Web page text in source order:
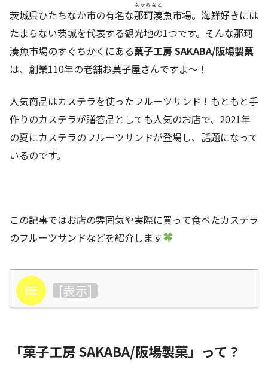
茨城県ひたちなか市の有名な那珂湊
なかみなと
魚市場。海鮮好きには
たまらない茨城を代表する観光地の1つです。そんな那珂
湊魚市場のすぐちかくにある菓子工房 SAKABA/阪場製菓
は、創業110年の老舗お菓子屋さんですよ〜！
人気商品はカステラを使ったフルーツサンド！もともと手
作りのカステラが贈答品としても人気のお店で、2021年
の夏にカステラのフルーツサンドが登場し、話題になって
いるのです。
この記事ではお店の雰囲気や実際に買って食べたカステラ
のフルーツサンドなどを紹介します
目次 [表示]
「菓子工房 SAKABA/阪場製菓」って？